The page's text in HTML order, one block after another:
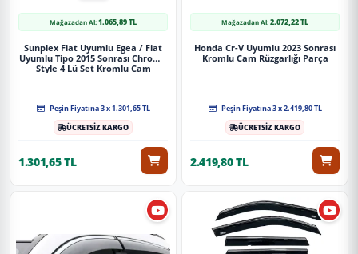
Mağazadan Al:1.065,89 TL
Sunplex Fiat Uyumlu Egea / Fiat
Uyumlu Tipo 2015 Sonrası Chrome
Style 4 Lü Set Kromlu Cam
Peşin Fiyatına 3 x 1.301,65 TL
ÜCRETSİZ KARGO
1.301,65 TL
Mağazadan Al:2.072,22 TL
Honda Cr-V Uyumlu 2023 Sonrası
Kromlu Cam Rüzgarlığı Parça
Peşin Fiyatına 3 x 2.419,80 TL
ÜCRETSİZ KARGO
2.419,80 TL